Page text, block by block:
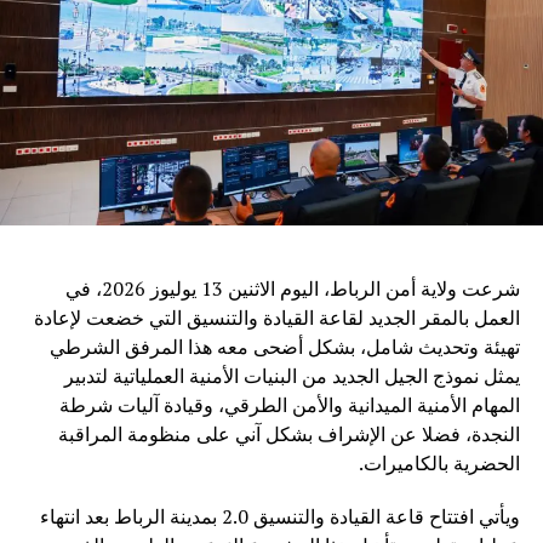
لتقاسم الخبرات والمساهمة في تعزيز قدرات الدول النامية في
مجال الذكاء الاصطناعي، معلناً عن توفير فرص للتدريب
والدراسة، وإنشاء مراكز تعاون دولية مع عدد من المنظمات
الإقليمية، من بينها جامعة الدول العربية والاتحاد الإفريقي ورابطة
دول جنوب شرق آسيا.
ويرى مراقبون أن الدعوة الصينية إلى تعزيز التعاون في مجال
الذكاء الاصطناعي تعكس التحول المتزايد لهذه التكنولوجيا إلى
فقط تطوير القدرات التقنية، بل ضمان أن تكون هذه القدرات
متاحة بشكل عادل وآمن لجميع الدول.
وفي ظل المنافسة العالمية المتزايدة في مجال الذكاء
الاصطناعي، تطرح الصين رؤية تقوم على اعتبار التكنولوجيا
جسراً للتعاون والتنمية، وليس مجالاً للصراع، مؤكدة أن مستقبل
الذكاء الاصطناعي يجب أن يكون قائماً على الحكمة البشرية
والمسؤولية المشتركة من أجل خدمة رفاهية الشعوب
شرعت ولاية أمن الرباط، اليوم الاثنين 13 يوليوز 2026، في
العمل بالمقر الجديد لقاعة القيادة والتنسيق التي خضعت لإعادة
تهيئة وتحديث شامل، بشكل أضحى معه هذا المرفق الشرطي
يمثل نموذج الجيل الجديد من البنيات الأمنية العملياتية لتدبير
المهام الأمنية الميدانية والأمن الطرقي، وقيادة آليات شرطة
النجدة، فضلا عن الإشراف بشكل آني على منظومة المراقبة
الحضرية بالكاميرات.
ويأتي افتتاح قاعة القيادة والتنسيق 2.0 بمدينة الرباط بعد انتهاء